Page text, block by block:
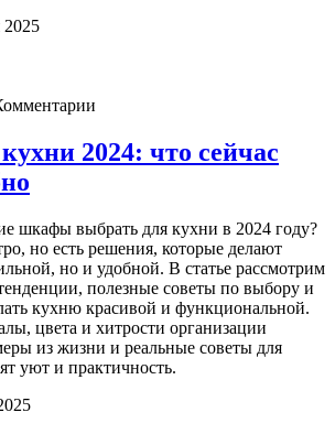
2025
2024: что сейчас
шкафы выбрать для кухни в 2024 году?
но есть решения, которые делают
но и удобной. В статье рассмотрим
полезные советы по выбору и
кухню красивой и функциональной.
цвета и хитрости организации
из жизни и реальные советы для
уют и практичность.